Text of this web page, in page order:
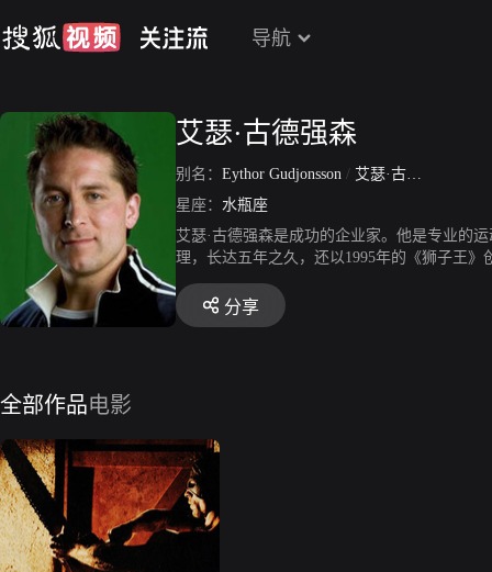
导航
艾瑟·古德强森
别名： Eythor Gudjonsson / 艾瑟·古庄森
星座： 水瓶座
艾瑟·古德强森是成功的企业家。他是专业的
理，长达五年之久，还以1995年的《狮子王
美乐的销售纪录还多25%。这项纪录至今无
森曾经演过一些电视和报纸广告，《人皮客栈
分享
全部作品电影